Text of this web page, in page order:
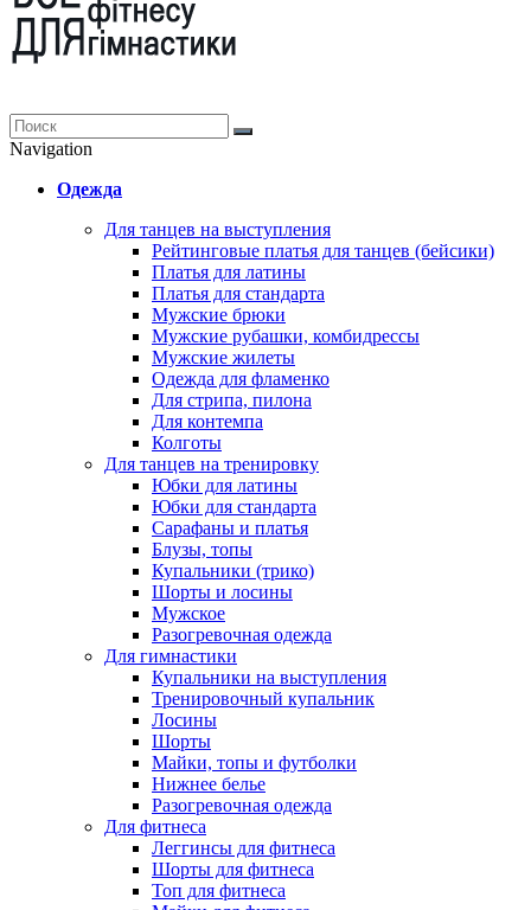
Navigation
Одежда
Для танцев на выступления
Рейтинговые платья для танцев (бейсики)
Платья для латины
Платья для стандарта
Мужские брюки
Мужские рубашки, комбидрессы
Мужские жилеты
Одежда для фламенко
Для стрипа, пилона
Для контемпа
Колготы
Для танцев на тренировку
Юбки для латины
Юбки для стандарта
Сарафаны и платья
Блузы, топы
Купальники (трико)
Шорты и лосины
Мужское
Разогревочная одежда
Для гимнастики
Купальники на выступления
Тренировочный купальник
Лосины
Шорты
Майки, топы и футболки
Нижнее белье
Разогревочная одежда
Для фитнеса
Леггинсы для фитнеса
Шорты для фитнеса
Топ для фитнеса